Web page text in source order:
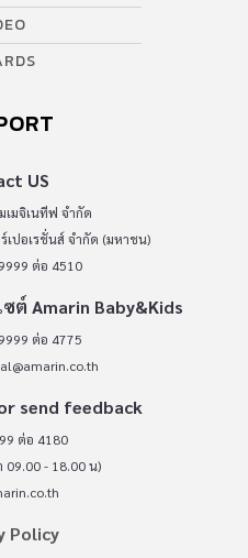
US
เมจิเนทีฟ จำกัด
เปอเรชั่นส์ จำกัด (มหาชน)
ต่อ 4510
ต์ Amarin Baby&Kids
ต่อ 4775
send feedback
ต่อ 4180
09.00 - 18.00 น)
Policy